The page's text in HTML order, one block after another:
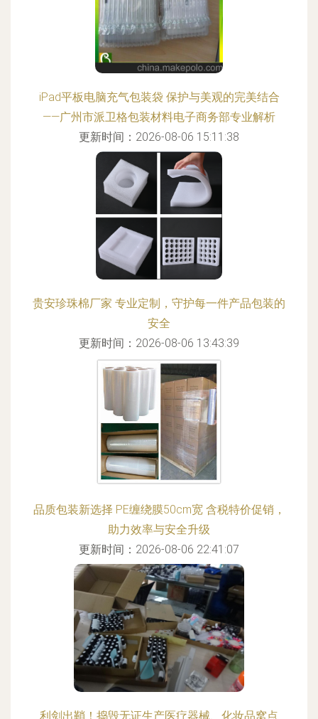
iPad平板电脑充气包装袋 保护与美观的完美结合
——广州市派卫格包装材料电子商务部专业解析
更新时间：2026-08-06 15:11:38
贵安珍珠棉厂家 专业定制，守护每一件产品包装的
安全
更新时间：2026-08-06 13:43:39
品质包装新选择 PE缠绕膜50cm宽 含税特价促销，
助力效率与安全升级
更新时间：2026-08-06 22:41:07
利剑出鞘！捣毁无证生产医疗器械、化妆品窝点